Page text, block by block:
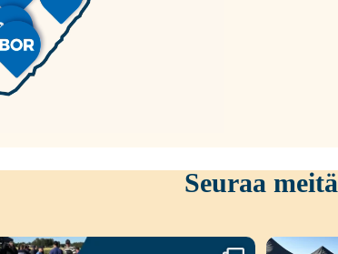
Seuraa meitä